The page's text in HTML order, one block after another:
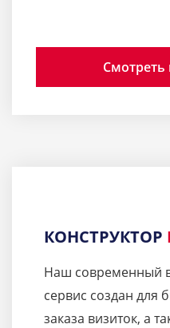
КОНСТРУКТОР
Наш современный
сервис создан для
заказа визиток, а